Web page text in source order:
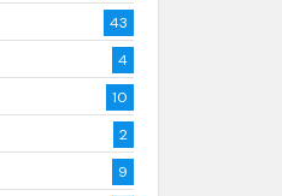
43
4
10
2
9